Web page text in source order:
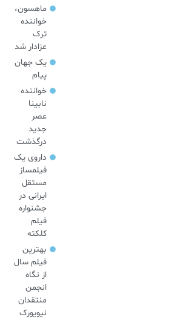
ماهسون،
خواننده
ترک
عزادار شد
یک جهان
پیام
خواننده
نابینا
عصر
جدید
درگذشت
داروی یک
فیلمساز
مستقل
ایرانی در
جشنواره
فیلم
کلکته
بهترین
فیلم سال
از نگاه
انجمن
منتقدان
نیویورک